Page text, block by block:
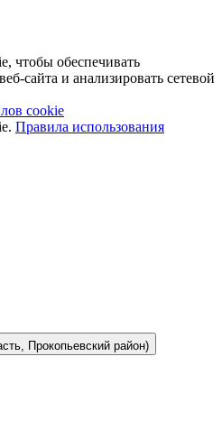
чтобы обеспечивать
сайта и анализировать сетевой
cookie
Правила использования
Прокопьевский район)